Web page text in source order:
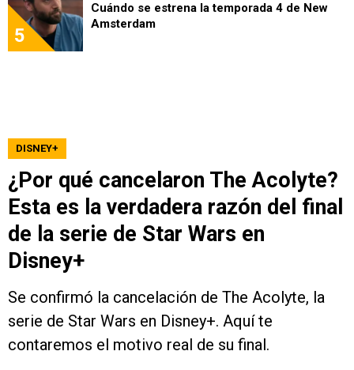
5
Cuándo se estrena la temporada 4 de New
Amsterdam
DISNEY+
¿Por qué cancelaron The Acolyte?
Esta es la verdadera razón del final
de la serie de Star Wars en
Disney+
Se confirmó la cancelación de The Acolyte, la
serie de Star Wars en Disney+. Aquí te
contaremos el motivo real de su final.